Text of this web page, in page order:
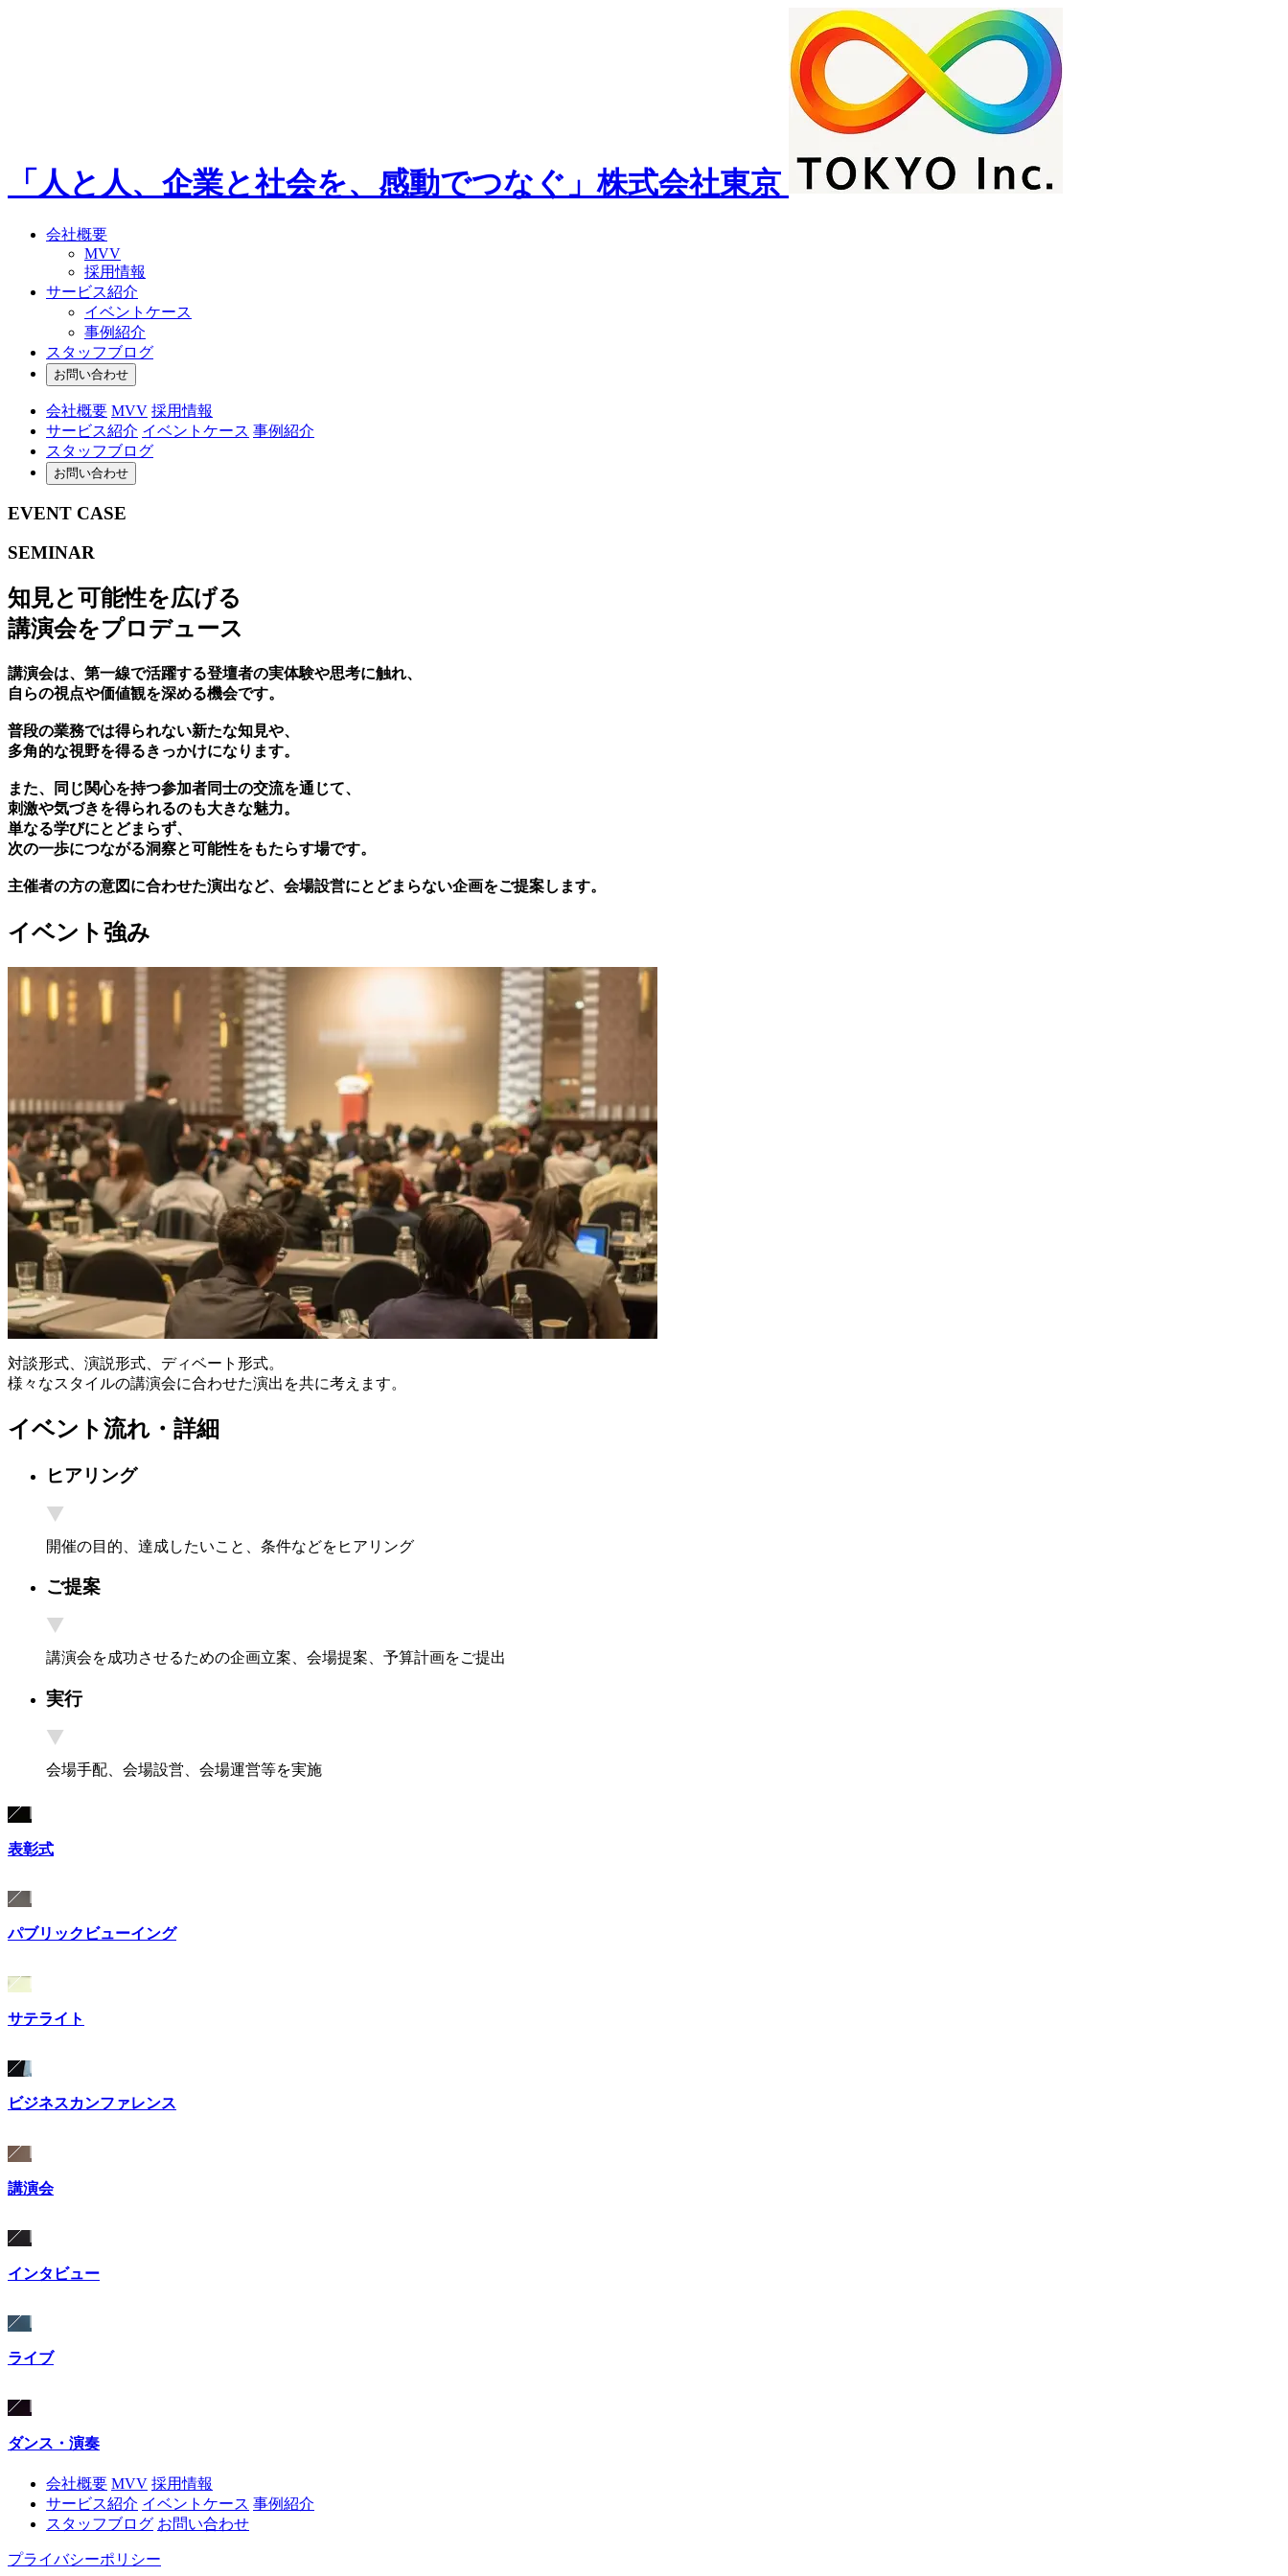
「人と人、企業と社会を、感動でつなぐ」株式会社東京
会社概要
MVV
採用情報
サービス紹介
イベントケース
事例紹介
スタッフブログ
お問い合わせ
会社概要 MVV 採用情報
サービス紹介 イベントケース 事例紹介
スタッフブログ
お問い合わせ
EVENT CASE
SEMINAR
知見と​可能性を​広げる
講演会を​プロデュース
講演会は、​第一線で​活躍する​登壇者の​実体験や​思考に​触れ、
自らの​視点や​価値観を​深める​機会です。
普段の​業務では​得られない​新たな​知見や、
​多角的な​視野を​得る​きっかけに​なります。
また、​同じ​関心を​持つ参加者同士の​交流を​通じて、
刺激や​気づきを​得られるのも​大きな​魅力。
単なる​学びにとどまらず、
次の​一歩に​つながる​洞察と​可能性を​もたらす場です。
主催者の​方の​意図に​合わせた​演出など、​会場設営にとどまらない​企画を​ご提案します。​
イベント強み
対談形式、演説形式、ディベート形式。
様々なスタイルの講演会に合わせた演出を共に考えます。
イベント流れ・詳細
ヒアリング
開催の目的、達成したいこと、条件などをヒアリング
ご提案
講演会を成功させるための企画立案、会場提案、予算計画をご提出
実行
会場手配、会場設営、会場運営等を実施
表彰式
パブリックビューイング
サテライト
ビジネスカンファレンス
講演会
インタビュー
ライブ
ダンス・演奏
会社概要 MVV 採用情報
サービス紹介 イベントケース 事例紹介
スタッフブログ お問い合わせ
プライバシーポリシー